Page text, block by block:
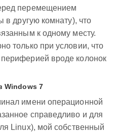
перемещением
в другую комнату), что
к одному месту.
только при условии, что
вроде колонок
Windows 7
имени операционной
справедливо и для
Linux), мой собственный